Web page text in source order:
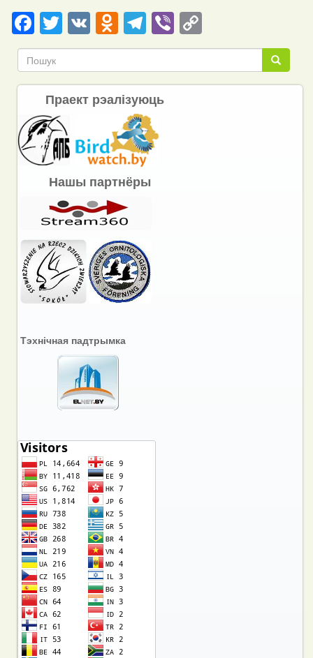
Facebook
Twitter
VKOdnoklassniki
Telegram
ViberCopy
Link Пошук
Пошук
Праект рэалізуюць
Нашы партнёры
Тэхнічная падтрымка